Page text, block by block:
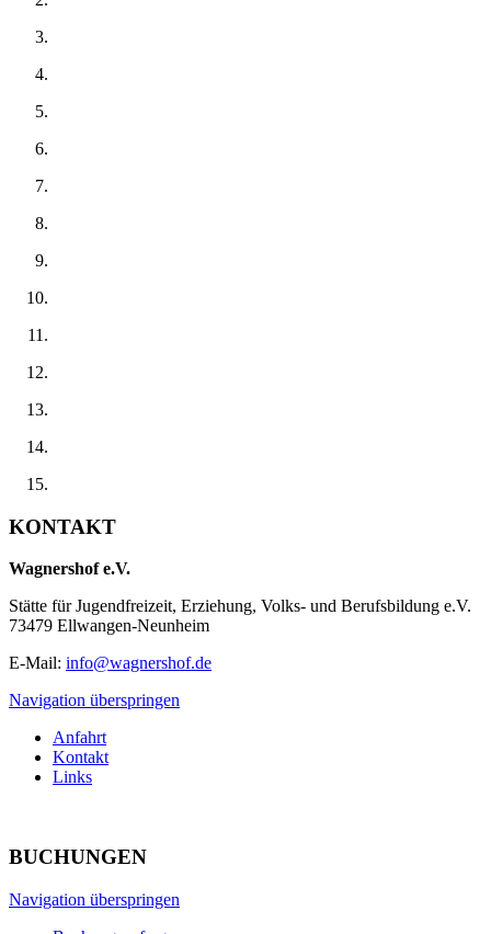
KONTAKT
Wagnershof e.V.
Stätte für Jugendfreizeit, Erziehung, Volks- und Berufsbildung e.V.
73479 Ellwangen-Neunheim
E-Mail: info@wagnershof.de
Navigation überspringen
Anfahrt
Kontakt
Links
BUCHUNGEN
Navigation überspringen